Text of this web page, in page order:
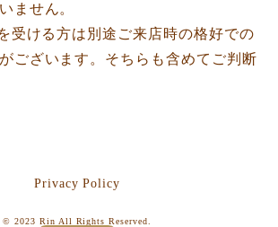
ません。
受ける方は別途ご来店時の格好での
ございます。そちらも含めてご判断
Privacy Policy
© 2023 Rin All Rights Reserved.